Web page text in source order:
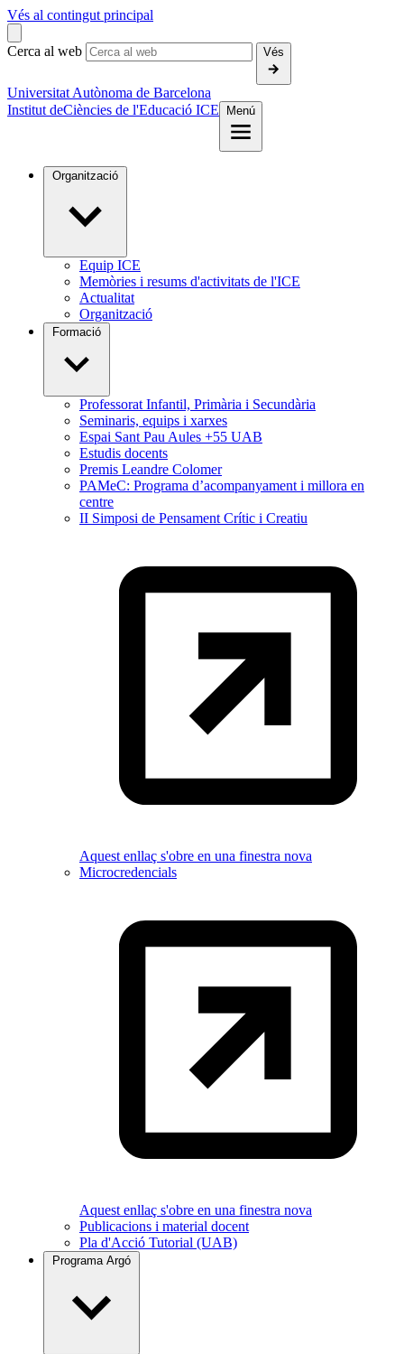
Vés al contingut principal
Cerca al web Vés
Universitat Autònoma de Barcelona
Institut deCiències de l'Educació ICE Menú
Organització
Equip ICE
Memòries i resums d'activitats de l'ICE
Actualitat
Organització
Formació
Professorat Infantil, Primària i Secundària
Seminaris, equips i xarxes
Espai Sant Pau Aules +55 UAB
Estudis docents
Premis Leandre Colomer
PAMeC: Programa d’acompanyament i millora en
centre
II Simposi de Pensament Crític i Creatiu
Aquest enllaç s'obre en una finestra nova
Microcredencials
Aquest enllaç s'obre en una finestra nova
Publicacions i material docent
Pla d'Acció Tutorial (UAB)
Programa Argó